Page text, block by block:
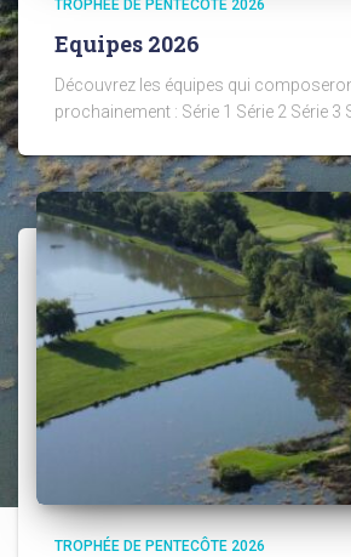
TROPHÉE DE PENTECÔTE 2026
Equipes 2026
Découvrez les équipes qui
prochainement : Série 1 Série 2 Série 3
TROPHÉE DE PENTECÔTE 2026